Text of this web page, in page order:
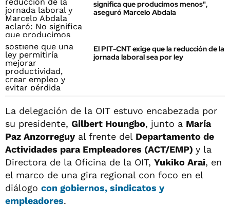
significa que producimos menos",
aseguró Marcelo Abdala
El PIT-CNT exige que la reducción de la
jornada laboral sea por ley
La delegación de la OIT estuvo encabezada por
su presidente, Gilbert Houngbo, junto a María
Paz Anzorreguy al frente del Departamento de
Actividades para Empleadores (ACT/EMP) y la
Directora de la Oficina de la OIT, Yukiko Arai, en
el marco de una gira regional con foco en el
diálogo con gobiernos, sindicatos y
empleadores.